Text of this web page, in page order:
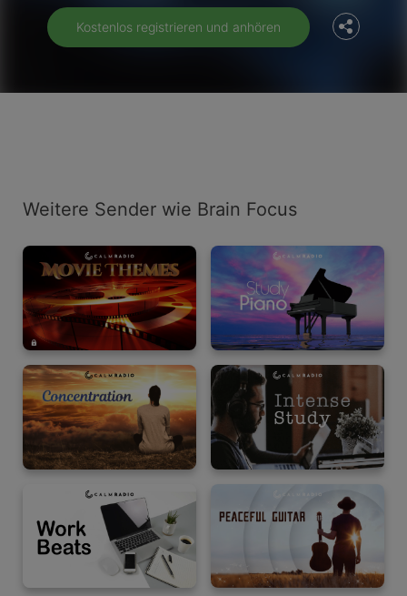
Kostenlos registrieren und anhören
Weitere Sender wie Brain Focus